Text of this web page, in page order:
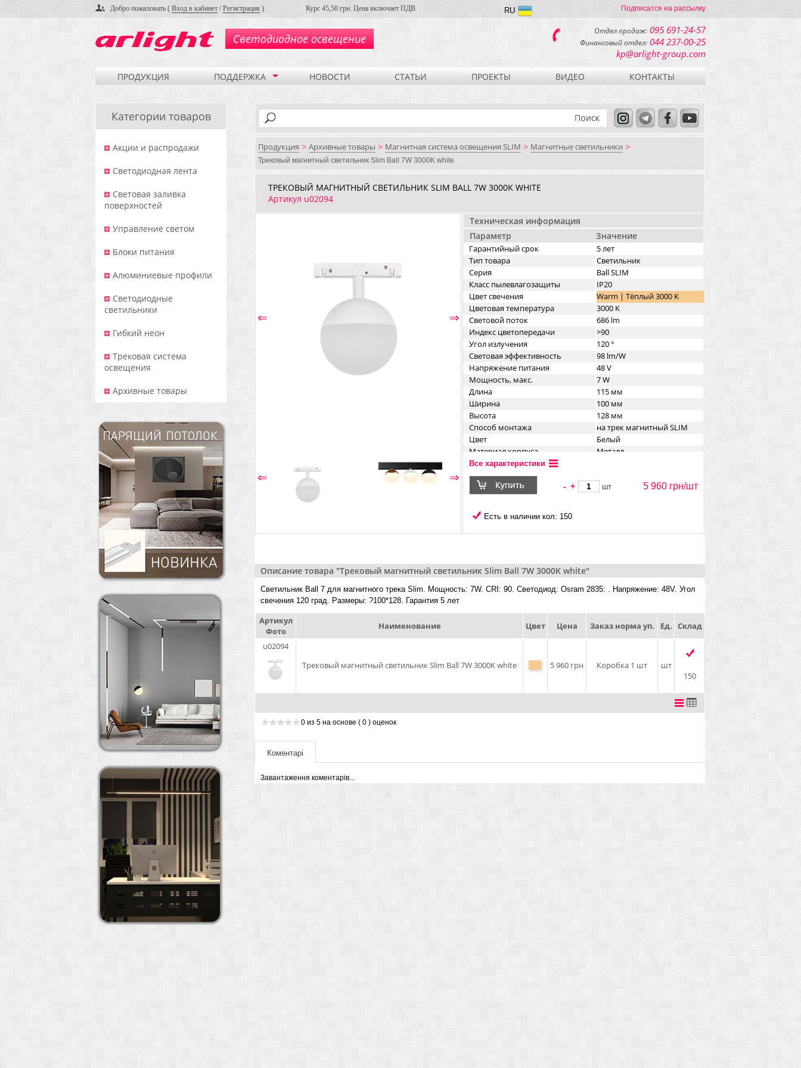
Добро пожаловать ( Вход в кабинет /Регистрация ) Курс 45,50 грн. Цена включает ПДВ Подписатся на рассылку
RU
Светодиодное освещение
Отдел продаж: 095 691-24-57
Финансовый отдел: 044 237-00-25
kp@arlight-group.com
ПРОДУКЦИЯ ПОДДЕРЖКА НОВОСТИ СТАТЬИ ПРОЕКТЫ ВИДЕО КОНТАКТЫ
Категории товаров
Акции и распродажи
Светодиодная лента
Световая заливка
поверхностей
Управление светом
Блоки питания
Алюминиевые профили
Светодиодные
светильники
Гибкий неон
Трековая система
освещения
Архивные товары
Продукция > Архивные товары > Магнитная система освещения SLIM > Магнитные светильники >
Трековый магнитный светильник Slim Ball 7W 3000K white
ТРЕКОВЫЙ МАГНИТНЫЙ СВЕТИЛЬНИК SLIM BALL 7W 3000K WHITE
Артикул u02094
⇐ ⇒
⇐ ⇒
Техническая информация
Параметр
Значение
Гарантийный срок
5 лет
Тип товара
Светильник
Серия
Ball SLIM
Класс пылевлагозащиты
IP20
Цвет свечения
Warm | Тёплый 3000 K
Цветовая температура
3000 K
Световой поток
686 lm
Индекс цветопередачи
>90
Угол излучения
120 °
Световая эффективность
98 lm/W
Напряжение питания
48 V
Мощность, макс.
7 W
Длина
115 мм
Ширина
100 мм
Высота
128 мм
Способ монтажа
на трек магнитный SLIM
Цвет
Белый
Материал корпуса
Металл
Все характеристики
- + шт 5 960 грн/шт
Есть в наличии кол: 150
Описание товара "Трековый магнитный светильник Slim Ball 7W 3000K white"
Светильник Ball 7 для магнитного трека Slim. Мощность: 7W. CRI: 90. Светодиод: Osram 2835: . Напряжение: 48V. Угол
свечения 120 град. Размеры: ?100*128. Гарантия 5 лет
Артикул
Фото
Наименование Цвет Цена Заказ норма уп. Ед. Склад
u02094
Трековый магнитный светильник Slim Ball 7W 3000K white
5 960 грн Коробка 1 шт
шт
150
0 из 5 на основе ( 0 ) оценок
Коментарі
Завантаження коментарів...